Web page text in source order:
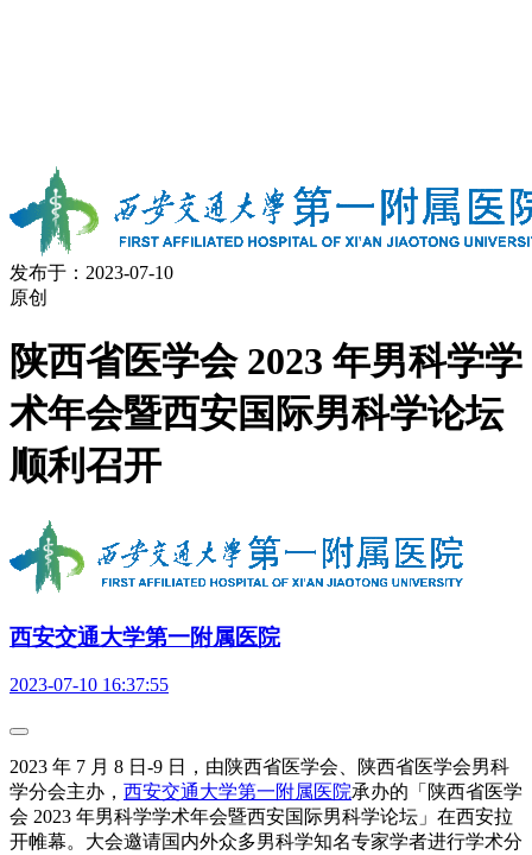
发布于：2023-07-10
原创
陕西省医学会 2023 年男科学学
术年会暨西安国际男科学论坛
顺利召开
西安交通大学第一附属医院
2023-07-10 16:37:55
2023 年 7 月 8 日-9 日，由陕西省医学会、陕西省医学会男科
学分会主办， 西安交通大学第一附属医院承办的「陕西省医学
会 2023 年男科学学术年会暨西安国际男科学论坛」在西安拉
开帷幕。大会邀请国内外众多男科学知名专家学者进行学术分